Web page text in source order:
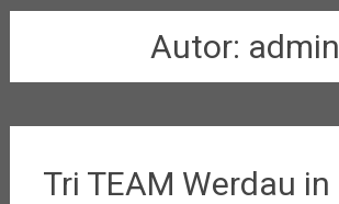
Autor: admin
Tri TEAM Werdau in